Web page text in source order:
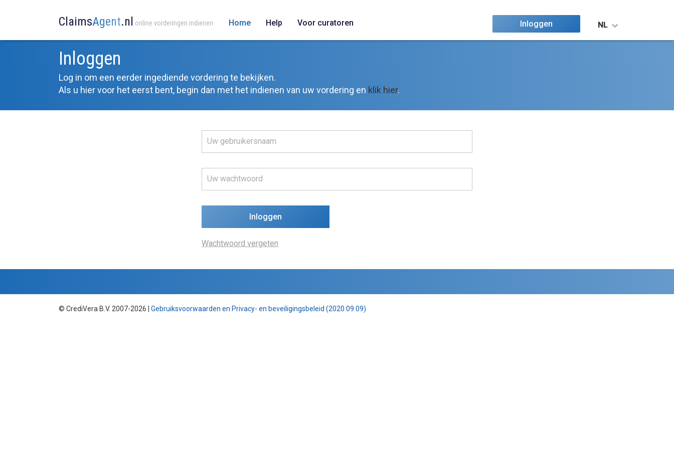
ClaimsAgent.nl online vorderingen indienen Home Help Voor curatoren Inloggen NL
Inloggen
Log in om een eerder ingediende vordering te bekijken.
Als u hier voor het eerst bent, begin dan met het indienen van uw vordering en klik hier.
Wachtwoord vergeten
© CrediVera B.V. 2007-2026 | Gebruiksvoorwaarden en Privacy- en beveiligingsbeleid (2020 09 09)